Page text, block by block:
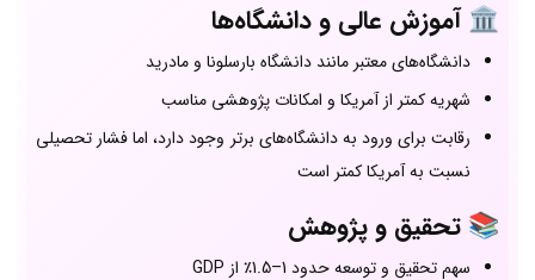
🏛️آموزش عالی و دانشگاه‌ها
دانشگاه‌های معتبر مانند دانشگاه بارسلونا و مادرید
شهریه کمتر از آمریکا و امکانات پژوهشی مناسب
رقابت برای ورود به دانشگاه‌های برتر وجود دارد، اما فشار تحصیلی
نسبت به آمریکا کمتر است
📚 تحقیق و پژوهش
سهم تحقیق و توسعه حدود 1–1.5٪ از GDP